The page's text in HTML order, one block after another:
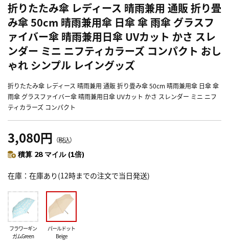
折りたたみ傘 レディース 晴雨兼用 通販 折り畳
み傘 50cm 晴雨兼用傘 日傘 傘 雨傘 グラスフ
ァイバー傘 晴雨兼用日傘 UVカット かさ スレ
ンダー ミニ ニフティカラーズ コンパクト おし
ゃれ シンプル レイングッズ
折りたたみ傘 レディース 晴雨兼用 通販 折り畳み傘 50cm 晴雨兼用傘 日傘 傘
雨傘 グラスファイバー傘 晴雨兼用日傘 UVカット かさ スレンダー ミニ ニフ
ティカラーズ コンパクト
3,080円 （税込）
積算 28 マイル (1倍)
在庫 在庫あり(12時までの注文で当日発送)
フラワーギン
ガムGreen
パールドット
Beige